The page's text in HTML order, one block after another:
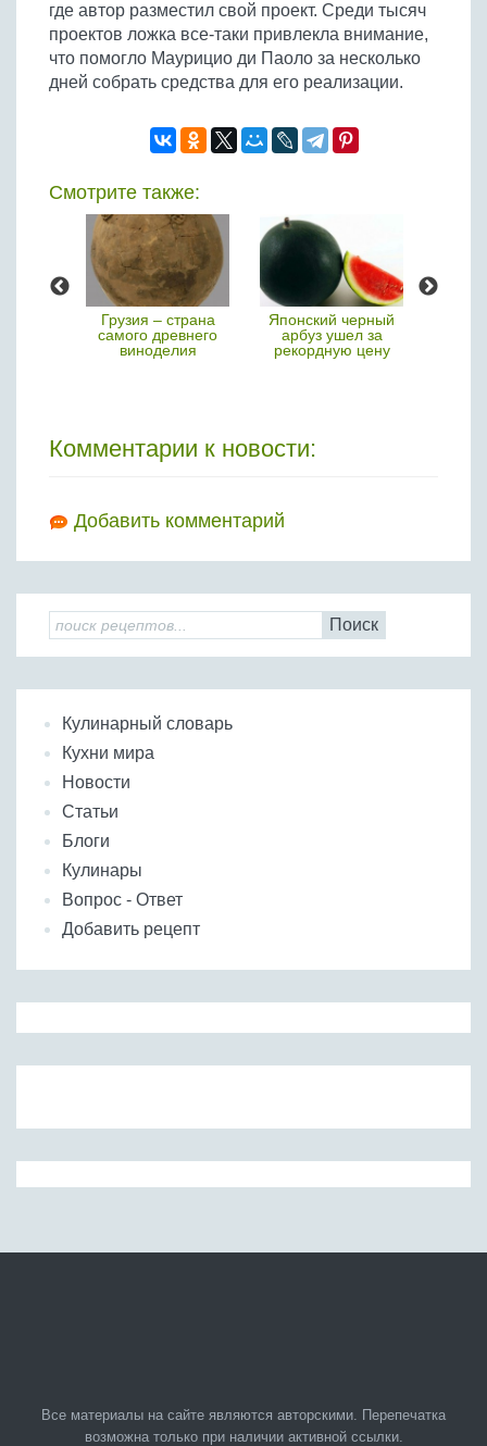
где автор разместил свой проект. Среди тысяч
проектов ложка все-таки привлекла внимание,
что помогло Маурицио ди Паоло за несколько
дней собрать средства для его реализации.
Смотрите также:
Грузия – страна
самого древнего
виноделия
Японский черный
арбуз ушел за
рекордную цену
Комментарии к новости:
Добавить комментарий
Поиск
Кулинарный словарь
Кухни мира
Новости
Статьи
Блоги
Кулинары
Вопрос - Ответ
Добавить рецепт
Все материалы на сайте являются авторскими. Перепечатка
возможна только при наличии активной ссылки.